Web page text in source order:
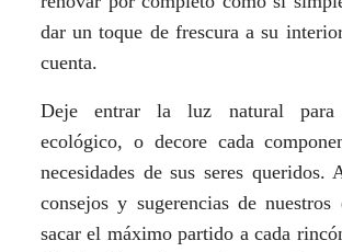
dar un toque de frescura a su
cuenta.
Deje entrar la luz natural para
ecológico, o decore cada
necesidades de sus seres queridos.
consejos y sugerencias de nuestros
sacar el máximo partido a cada